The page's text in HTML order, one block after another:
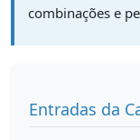
combinações e
Entradas da